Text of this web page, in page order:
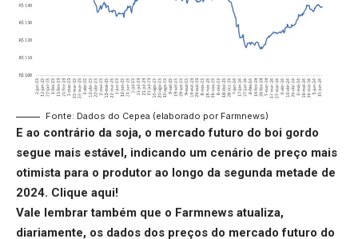
Fonte: Dados do Cepea (elaborado por Farmnews)
E ao contrário da soja, o mercado futuro do boi gordo
segue mais estável, indicando um cenário de preço mais
otimista para o produtor ao longo da segunda metade de
2024. Clique aqui!
Vale lembrar também que o Farmnews atualiza,
diariamente, os dados dos preços do mercado futuro do